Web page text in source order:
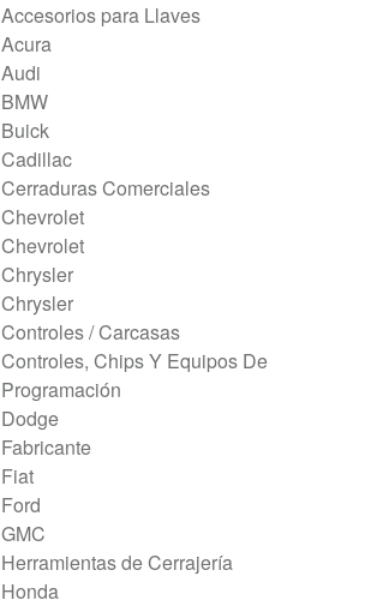
Accesorios para Llaves
Acura
Audi
BMW
Buick
Cadillac
Cerraduras Comerciales
Chevrolet
Chevrolet
Chrysler
Chrysler
Controles / Carcasas
Controles, Chips Y Equipos De
Programación
Dodge
Fabricante
Fiat
Ford
GMC
Herramientas de Cerrajería
Honda